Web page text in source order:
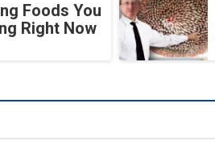
Foods You
Right Now